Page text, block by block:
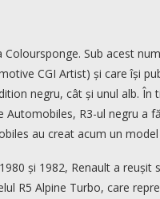
Coloursponge. Sub acest
CGI Artist) și care își
negru, cât și unul alb.
Automobiles, R3-ul negru
au creat acum un
și 1982, Renault a
R5 Alpine Turbo, care